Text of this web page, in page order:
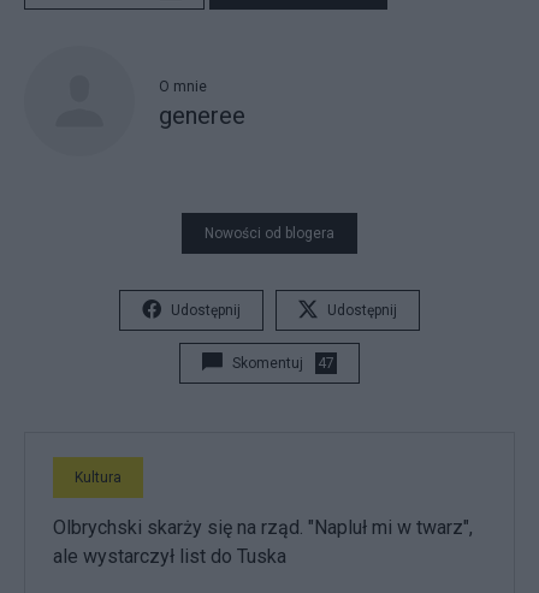
O mnie
generee
Nowości od blogera
Udostępnij Udostępnij
Skomentuj 47
Kultura
Olbrychski skarży się na rząd. "Napluł mi w twarz",
ale wystarczył list do Tuska